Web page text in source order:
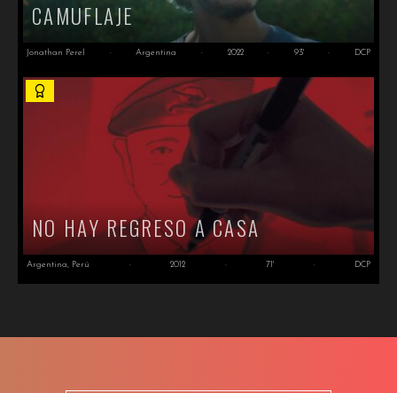
CAMUFLAJE
Jonathan Perel · Argentina · 2022 · 93' · DCP
NO HAY REGRESO A CASA
Argentina, Perú · 2012 · 71' · DCP